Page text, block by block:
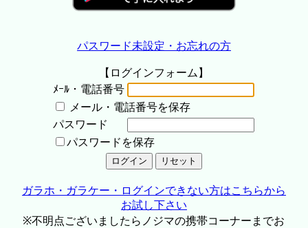
パスワード未設定・お忘れの方
【ログインフォーム】
ﾒｰﾙ・電話番号
メール・電話番号を保存
パスワード
パスワードを保存
ガラホ・ガラケー・ログインできない方はこちらから
お試し下さい
※不明点ございましたらノジマの携帯コーナーまでお